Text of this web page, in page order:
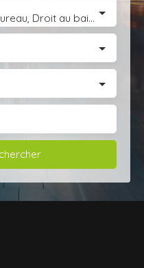
Appartement, Boutique, Bureau, Droit au bail, Entrepôt, Fonds de commerce, Hôtel, hébergement, Immeuble, Immobilier Pro, Local commercial, Local professionnel, Local industriel, Magasin, boutique, Terrain Industriel, Terrain Constructible, Transmission d'entreprise